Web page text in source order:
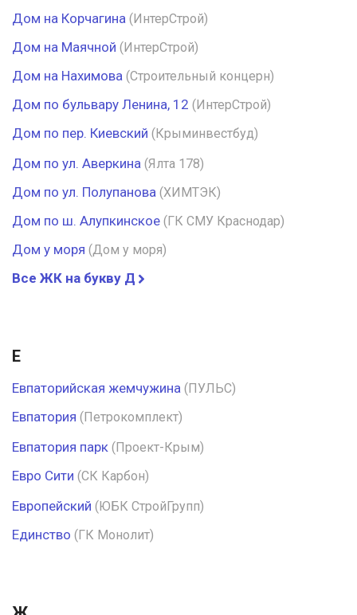
Дом на Корчагина (ИнтерСтрой)
Дом на Маячной (ИнтерСтрой)
Дом на Нахимова (Строительный концерн)
Дом по бульвару Ленина, 12 (ИнтерСтрой)
Дом по пер. Киевский (Крыминвестбуд)
Дом по ул. Аверкина (Ялта 178)
Дом по ул. Полупанова (ХИМТЭК)
Дом по ш. Алупкинское (ГК СМУ Краснодар)
Дом у моря (Дом у моря)
Все ЖК на букву Д
Е
Евпаторийская жемчужина (ПУЛЬС)
Евпатория (Петрокомплект)
Евпатория парк (Проект-Крым)
Евро Сити (СК Карбон)
Европейский (ЮБК СтройГрупп)
Единство (ГК Монолит)